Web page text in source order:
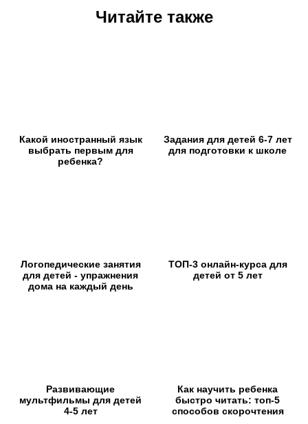
Читайте также
Какой иностранный язык
выбрать первым для
ребенка?
Задания для детей 6-7 лет
для подготовки к школе
Логопедические занятия
для детей - упражнения
дома на каждый день
ТОП-3 онлайн-курса для
детей от 5 лет
Развивающие
мультфильмы для детей
4-5 лет
Как научить ребенка
быстро читать: топ-5
способов скорочтения